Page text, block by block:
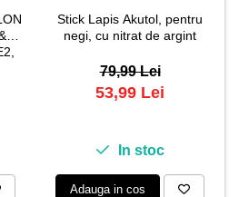
Stick Lapis Akutol, pentru
negi, cu nitrat de argint
79,99 Lei
53,99 Lei
In stoc
Adauga in cos